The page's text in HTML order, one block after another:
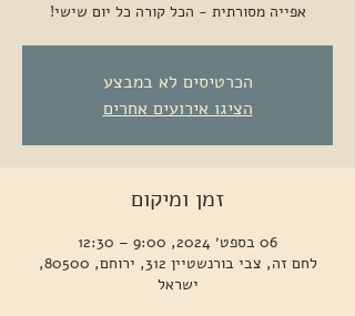
אפייה מסורתית - הכל קורה כל יום שישי!
הכרטיסים לא במבצע
הציגו אירועים אחרים
זמן ומיקום
06 בספט׳ 2024, 9:00 – 12:30
לחם זה, צבי בורנשטיין 312, ירוחם, 80500,
ישראל